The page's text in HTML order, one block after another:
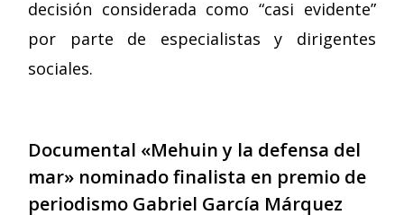
decisión considerada como “casi evidente”
por parte de especialistas y dirigentes
sociales.
Documental «Mehuin y la defensa del
mar» nominado finalista en premio de
periodismo Gabriel García Márquez